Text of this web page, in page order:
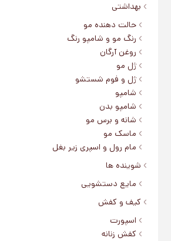
بهداشتی
حالت دهنده مو
رنگ مو و شامپو رنگ
روغن آرگان
ژل مو
ژل و فوم شستشو
شامپو
شامپو بدن
شانه و برس مو
ماسک مو
مام رول و اسپری زیر بغل
شوینده ها
مایع دستشویی
کیف و کفش
اسپورت
کفش زنانه